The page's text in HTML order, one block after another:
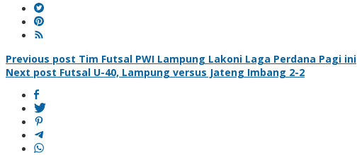
Post
navigation
Previous post Tim Futsal PWI Lampung Lakoni Laga Perdana Pagi ini
Next post Futsal U-40, Lampung versus Jateng Imbang 2-2